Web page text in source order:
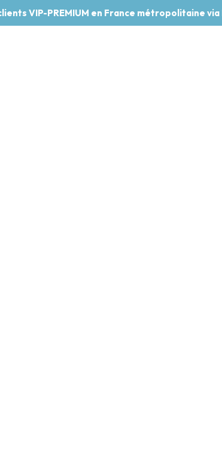
VIP-PREMIUM en France métropolitaine via